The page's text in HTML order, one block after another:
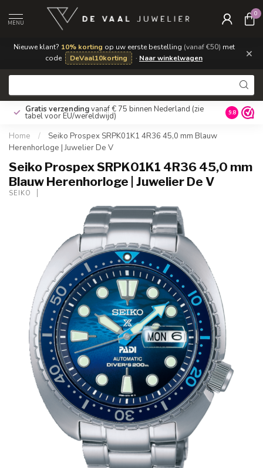
Nieuwe klant? 10% korting op uw eerste bestelling (vanaf €50) met
code
DeVaal10korting · Naar winkelwagen ×
MENU
0
Gratis verzendingvanaf € 75 binnen Nederland (zie
tabel voor EU/wereldwijd) 9.8
Home /
Seiko Prospex SRPK01K1 4R36 45,0 mm Blauw
Herenhorloge | Juwelier De V
Seiko Prospex SRPK01K1 4R36 45,0 mm
Blauw Herenhorloge | Juwelier De V
SEIKO